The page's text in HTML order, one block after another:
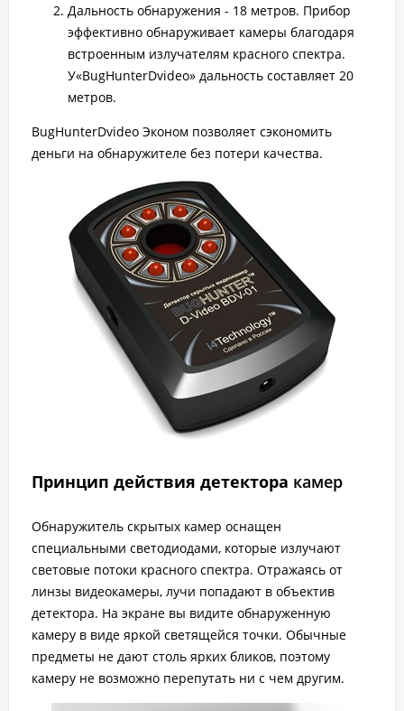
Дальность обнаружения - 18 метров. Прибор
эффективно обнаруживает камеры благодаря
встроенным излучателям красного спектра.
У«BugHunterDvideo» дальность составляет 20
метров.
BugHunterDvideo Эконом позволяет сэкономить
деньги на обнаружителе без потери качества.
Принцип действия детектора камер
Обнаружитель скрытых камер оснащен
специальными светодиодами, которые излучают
световые потоки красного спектра. Отражаясь от
линзы видеокамеры, лучи попадают в объектив
детектора. На экране вы видите обнаруженную
камеру в виде яркой светящейся точки. Обычные
предметы не дают столь ярких бликов, поэтому
камеру не возможно перепутать ни с чем другим.